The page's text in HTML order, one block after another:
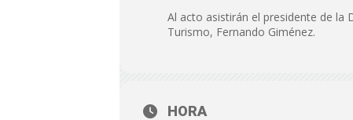
Al acto asistirán el presidente de la
Turismo, Fernando Giménez.
HORA